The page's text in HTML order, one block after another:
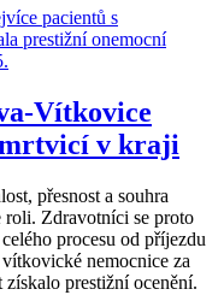
Vítkovice
mrtvicí v kraji
přesnost a souhra
roli. Zdravotníci se proto
procesu od příjezdu
nemocnice za
prestižní ocenění.